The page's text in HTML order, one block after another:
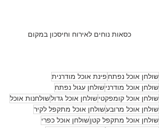
כסאות נוחים לאירוח וחיסכון במקום
שולחן אוכל נפתח פינת אוכל מודרנית
שולחן אוכל מודרנישולחן עגול נפתח
שולחן אוכל קומפקטישולחן אוכל גדולשולחנות אוכל
שולחן אוכל מרובעשולחן אוכל מתקפל לקיר
שולחן אוכל מתקפל קטןשולחן אוכל כפרי